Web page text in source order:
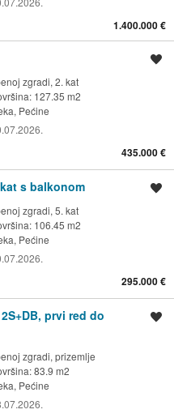
1.400.000 €
zgradi, 2. kat
127.35 m2
Pećine
435.000 €
s balkonom
zgradi, 5. kat
106.45 m2
Pećine
295.000 €
prvi red do
zgradi, prizemlje
83.9 m2
Pećine